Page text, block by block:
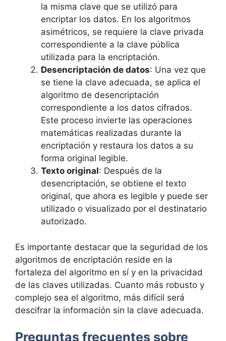
la misma clave que se utilizó para
encriptar los datos. En los algoritmos
asimétricos, se requiere la clave privada
correspondiente a la clave pública
utilizada para la encriptación.
Desencriptación de datos: Una vez que
se tiene la clave adecuada, se aplica el
algoritmo de desencriptación
correspondiente a los datos cifrados.
Este proceso invierte las operaciones
matemáticas realizadas durante la
encriptación y restaura los datos a su
forma original legible.
Texto original: Después de la
desencriptación, se obtiene el texto
original, que ahora es legible y puede ser
utilizado o visualizado por el destinatario
autorizado.
Es importante destacar que la seguridad de los
algoritmos de encriptación reside en la
fortaleza del algoritmo en sí y en la privacidad
de las claves utilizadas. Cuanto más robusto y
complejo sea el algoritmo, más difícil será
descifrar la información sin la clave adecuada.
Preguntas frecuentes sobre